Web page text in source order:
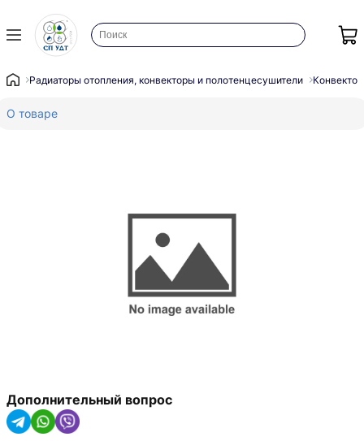
Радиаторы отопления, конвекторы и полотенцесушители
О товаре
Дополнительный вопрос